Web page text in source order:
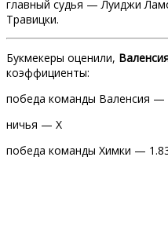
главный судья — Луиджи
Травицки.
Букмекеры оценили,
коэффициенты:
победа команды Валенсия —
ничья — Х
победа команды Химки —